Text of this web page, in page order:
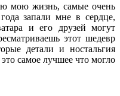
мою жизнь, самые очень
запали мне в сердце,
и его друзей могут
этот шедевр
детали и ностальгия
самое лучшее что могло